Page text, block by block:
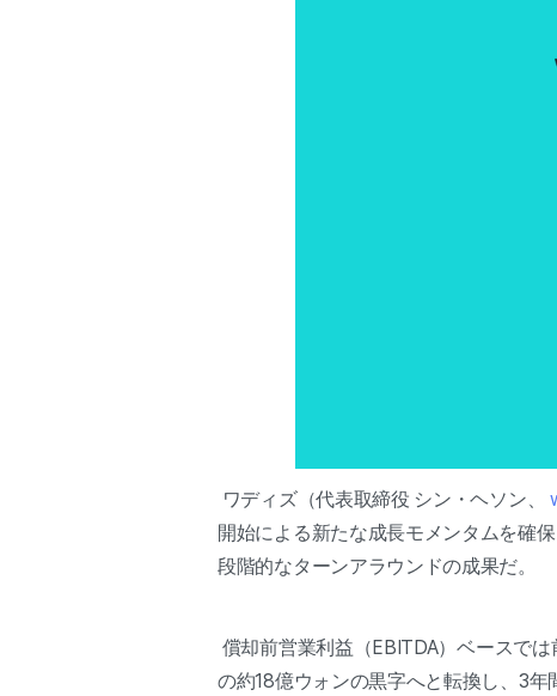
ワディズ（代表取締役 シン・ヘソン、
開始による新たな成長モメンタムを確
段階的なターンアラウンドの成果だ。
償却前営業利益（EBITDA）ベースで
の約18億ウォンの黒字へと転換し、3